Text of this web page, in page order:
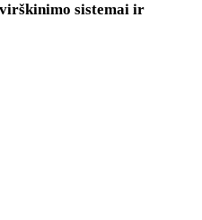
sistemai ir